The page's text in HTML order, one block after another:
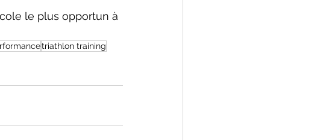
le plus opportun à
triathlon training